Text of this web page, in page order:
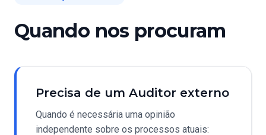
Quando nos procuram
Precisa de um Auditor externo
Quando é necessária uma opinião
independente sobre os processos atuais: